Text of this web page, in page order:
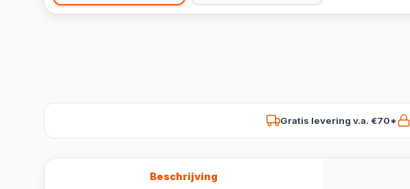
Gratis levering v.a. €70*
Beschrijving